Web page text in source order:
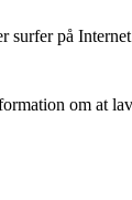
surfer på
om at